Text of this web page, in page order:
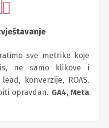
sve metrike koje
ne samo klikove i
konverzije, ROAS.
opravdan. GA4,Meta